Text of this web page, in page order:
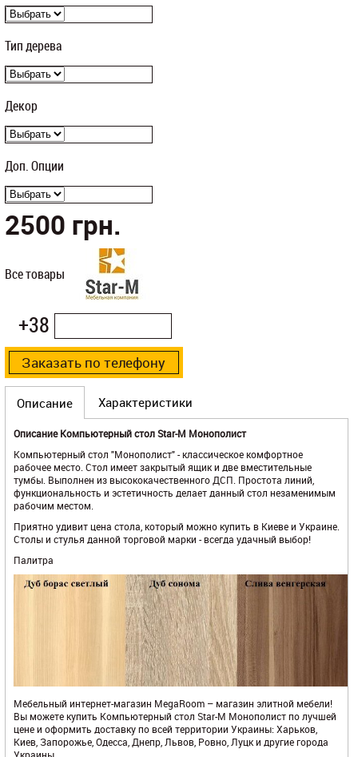
Тип дерева
Декор
Доп. Опции
2500 грн.
Все товары
+38
Описание Характеристики
Описание Компьютерный стол Star-M Монополист
Компьютерный стол "Монополист" - классическое комфортное
рабочее место. Стол имеет закрытый ящик и две вместительные
тумбы. Выполнен из высококачественного ДСП. Простота линий,
функциональность и эстетичность делает данный стол незаменимым
рабочим местом.
Приятно удивит цена стола, который можно купить в Киеве и Украине.
Столы и стулья данной торговой марки - всегда удачный выбор!
Палитра
Мебельный интернет-магазин MegaRoom – магазин элитной мебели!
Вы можете купить Компьютерный стол Star-M Монополист по лучшей
цене и оформить доставку по всей территории Украины: Харьков,
Киев, Запорожье, Одесса, Днепр, Львов, Ровно, Луцк и другие города
Украины.